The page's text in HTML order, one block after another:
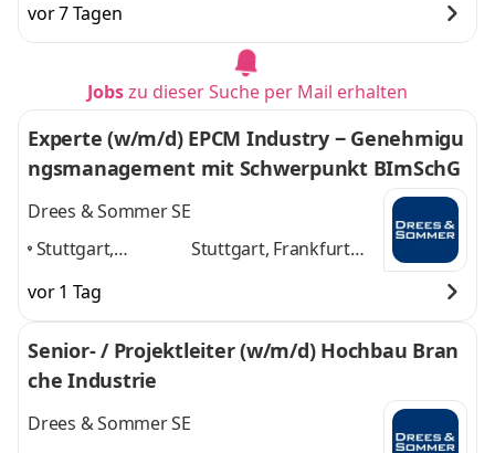
vor 7 Tagen
Jobszu dieser Suche per Mail erhalten
Experte (w/m/d) EPCM Industry ‒ Genehmigu
ngsmanagement mit Schwerpunkt BImSchG
Drees & Sommer SE
Stuttgart,
Main, München,
Köln, Berlin,
Freiburg,
Stuttgart, Frankfurt
und 4 weitere
vor 1 Tag
Senior- / Projektleiter (w/m/d) Hochbau Bran
che Industrie
Drees & Sommer SE